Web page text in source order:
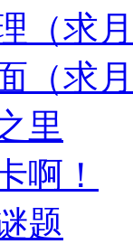
（求
（求
里
啊！
题